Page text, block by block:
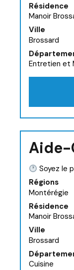
Résidence
Manoir
Ville
Brossard
Entretien et
Aide-
Soyez le
Régions
Montérégie
Résidence
Manoir
Ville
Brossard
Cuisine